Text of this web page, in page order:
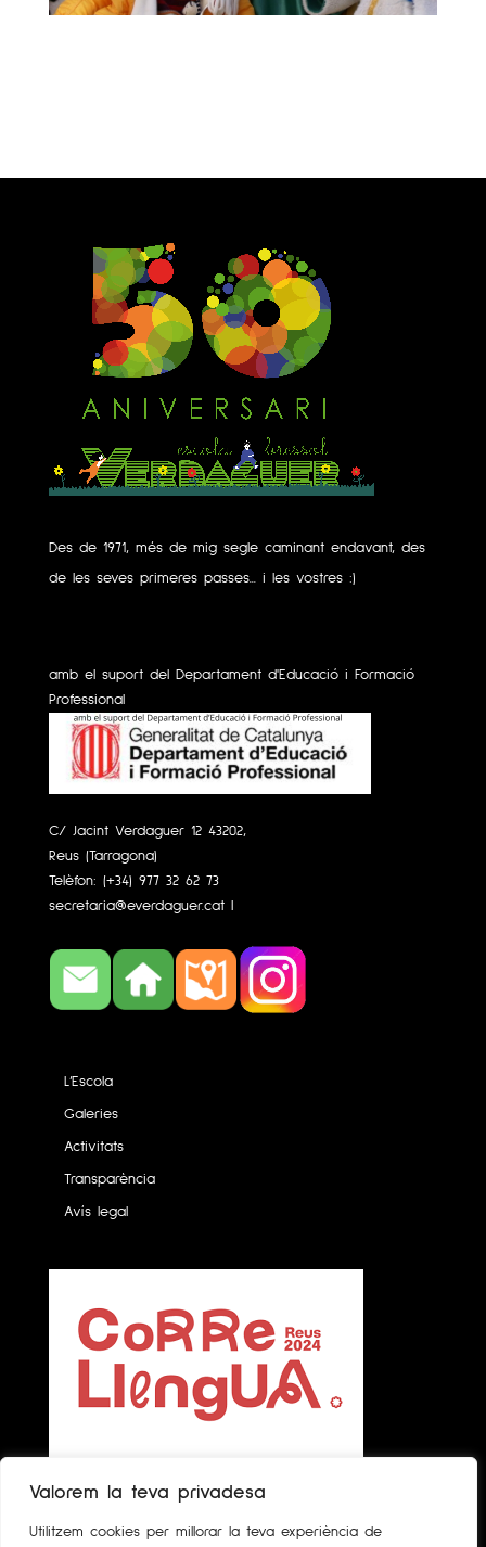
Valorem la teva privadesa
Utilitzem cookies per millorar la teva experiència de
Des de 1971, més de mig segle caminant endavant, des
de les seves primeres passes... i les vostres :)
amb el suport del Departament d'Educació i Formació
Professional
C/ Jacint Verdaguer 12 43202,
Reus (Tarragona)
Telèfon: (+34) 977 32 62 73
secretaria@everdaguer.cat
L’Escola
Galeries
Activitats
Transparència
Avís legal